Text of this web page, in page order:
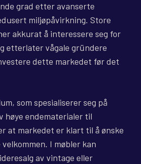
grad etter avanserte
miljøpåvirkning. Store
akkurat å interessere seg for
etterlater vågale gründere
dette markedet før det
som spesialiserer seg på
høye endematerialer til
at markedet er klart til å ønske
I møbler kan
av vintage eller